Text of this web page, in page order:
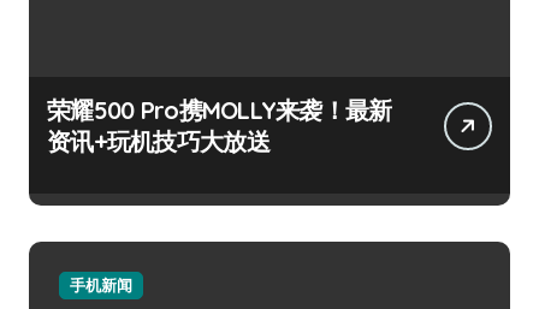
荣耀500 Pro携MOLLY来袭！最新
资讯+玩机技巧大放送
手机新闻